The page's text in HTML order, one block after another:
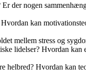
der nogen
kan
mellem stress og
lidelser? Hvordan
Hvordan kan